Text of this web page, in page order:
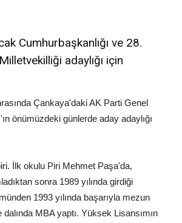
Cumhurbaşkanlığı ve 28.
adaylığı için
Çankaya'daki AK Parti Genel
önümüzdeki günlerde aday adaylığı
İlk okulu Piri Mehmet Paşa'da,
sonra 1989 yılında girdiği
1993 yılında başarıyla mezun
MBA yaptı. Yüksek Lisansımın